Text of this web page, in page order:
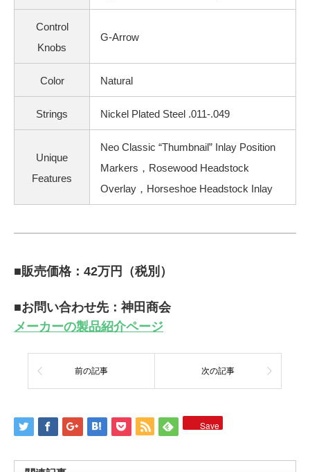
Control
Knobs
G-Arrow
Color Natural
Strings Nickel Plated Steel .011-.049
Unique
Features
Neo Classic “Thumbnail” Inlay Position
Markers，Rosewood Headstock
Overlay，Horseshoe Headstock Inlay
■販売価格：42万円（税別）
■お問い合わせ先：神田商会
メーカーの製品紹介ページ
前の記事 次の記事
Save